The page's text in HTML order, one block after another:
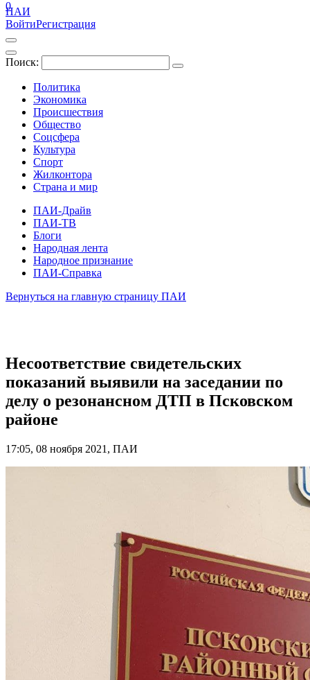
ПАИ
ВойтиРегистрация
Поиск:
Политика
Экономика
Происшествия
Общество
Соцсфера
Культура
Спорт
Жилконтора
Страна и мир
ПАИ-Драйв
ПАИ-ТВ
Блоги
Народная лента
Народное признание
ПАИ-Справка
0
Вернуться на главную страницу ПАИ
Несоответствие свидетельских
показаний выявили на заседании по
делу о резонансном ДТП в Псковском
районе
17:05, 08 ноября 2021, ПАИ